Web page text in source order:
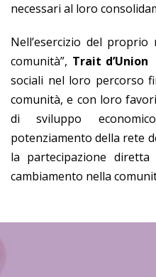
necessari al loro
Nell’esercizio del
comunità”, Trait d’Union
sociali nel loro percorso
comunità, e con loro
di sviluppo
potenziamento della rete
la partecipazione
cambiamento nella